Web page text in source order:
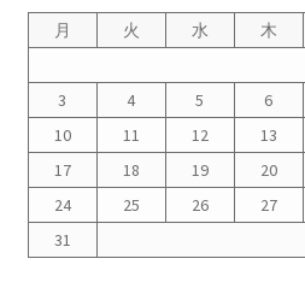
月 火 水 木
3
4 5 6
10
11 12 13
17
18 19 20
24
25 26 27
31